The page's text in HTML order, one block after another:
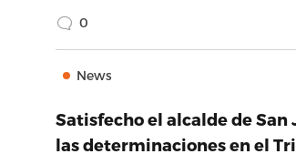
0
News
Satisfecho el alcalde de San
las determinaciones en el